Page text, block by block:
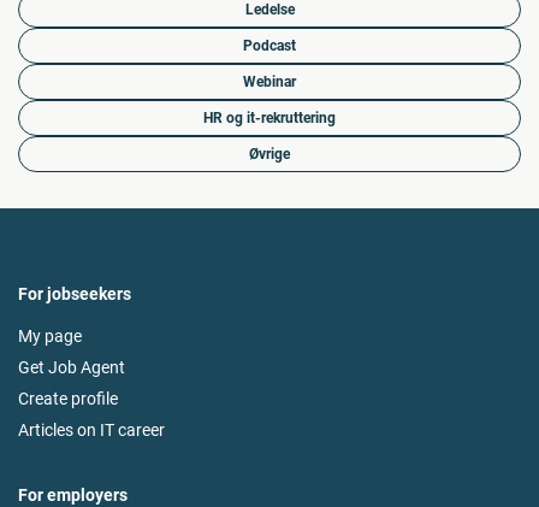
Ledelse
Podcast
Webinar
HR og it-rekruttering
Øvrige
For jobseekers
My page
Get Job Agent
Create profile
Articles on IT career
For employers